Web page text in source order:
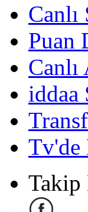
Canlı
Puan
Canlı
iddaa
Tv'de
Takip